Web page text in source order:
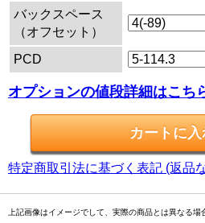
バックスペース
（オフセット）
PCD
オプションの値段詳細はこち
特定商取引法に基づく表記 (返品
上記画像はイメージでして、実際の商品とは異なる場